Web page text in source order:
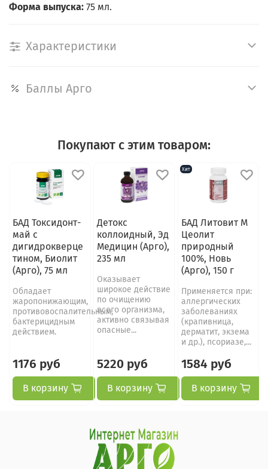
Форма выпуска: 75 мл.
Характеристики
Баллы Арго
Покупают с этим товаром:
БАД Токсидонт-
май с
дигидрокверце
тином, Биолит
(Арго), 75 мл
Обладает
жаропонижающим,
противовоспалительным,
бактерицидным
действием.
1176 руб
В корзину
Детокс
коллоидный, Эд
Медицин (Арго),
235 мл
Оказывает
широкое действие
по очищению
всего организма,
активно связывая
опасные...
5220 руб
В корзину
Хит
БАД Литовит М
Цеолит
природный
100%, Новь
(Арго), 150 г
Применяется при:
аллергических
заболеваниях
(крапивница,
дерматит, экзема
и др.), псориазе,...
1584 руб
В корзину